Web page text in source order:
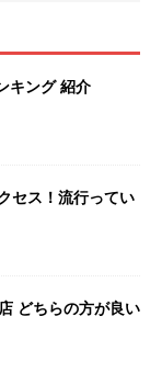
キング 紹介
セス！流行ってい
どちらの方が良い